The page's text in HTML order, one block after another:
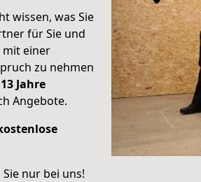
wissen, was Sie
für Sie und
mit einer
zu nehmen
Jahre
Angebote.
nur bei uns!